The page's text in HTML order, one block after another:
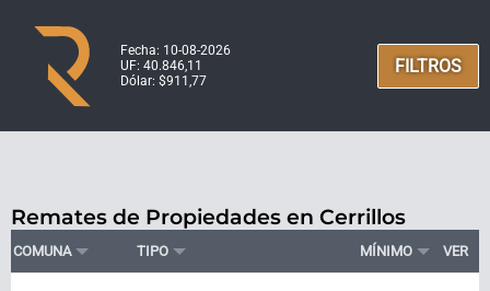
Fecha: 10-08-2026
UF: 40.846,11
Dólar: $911,77
FILTROS
Remates de Propiedades en Cerrillos
COMUNA TIPO MÍNIMO VER